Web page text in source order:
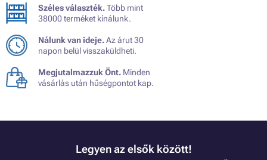
Széles választék.Több mint
38000 terméket kínálunk.
Nálunk van ideje.Az árut 30
napon belül visszaküldheti.
Megjutalmazzuk Önt. Minden
vásárlás után hűségpontot kap.
Legyen az elsők között!